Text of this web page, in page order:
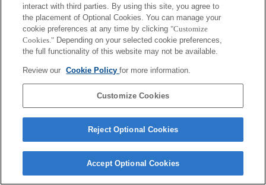
ฟังก์ชัน [Lens Comp] (การชดเชยเลนส์) ไม่ทำงาน
ถ้าคุณติดตั้ง [เลนส์ A-mount] โดยใช้อะแดปเตอร์เมาส์, ฟังก์ชัน assist MF จะไม่
ทำงานโดยอัตโนมัติเมื่อคุณหมุนวงแหวนปรับโฟกัส คุณสามารถขยายภาพด้วย
การเลือกฟังก์ชัน [การขยายโฟกัส] หรือ [assist MF] ให้กับปุ่มใด ๆ ใน "การตั้งค่า
ปุ่มแบบกำหนดเอง"
ในโหมดการถ่ายภาพต่อเนื่องแบบ Hi ความเร็วสูงสุดในการถ่ายภาพต่อเนื่องคือ
Copyright 2026 Sony Corporation
interact with third parties. By using this site, you agree to
the placement of Optional Cookies. You can manage your
cookie preferences at any time by clicking "Customize
Cookies." Depending on your selected cookie preferences,
the full functionality of this website may not be available.
Review our Cookie Policyfor more information.
Customize Cookies
Reject Optional Cookies
Accept Optional Cookies